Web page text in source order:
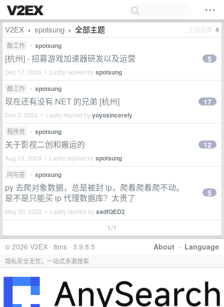
V2EX › spotsung › 全部主题 主题总数 4
酷工作 • spotsung
[杭州] - 招募游戏加速器研发以及运营
Dec 17, 2024 • Lastly replied byspotsung
5
酷工作 • spotsung
现在还有没有.NET 的兄弟 [杭州]
Dec 3, 2024 • Lastly replied byyoyosincerely
17
程序员 • spotsung
关于影视二创和搬运的
Aug 15, 2024 • Lastly replied byspotsung
12
问与答 • spotsung
py 去爬对象数据，总是被封 ip，爬着爬着爬不动。
是不是只能买 ip 代理数据库？太贵了
May 30, 2022 • Lastly replied bysadfQED2
5
1/1
About · Language
© 2026 V2EX · 8ms · 3.9.8.5
隐私安全无忧，一站式多源搜索